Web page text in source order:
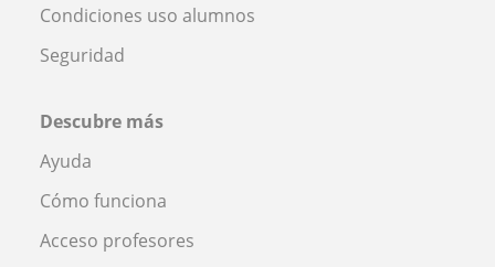
Condiciones uso alumnos
Seguridad
Descubre más
Ayuda
Cómo funciona
Acceso profesores